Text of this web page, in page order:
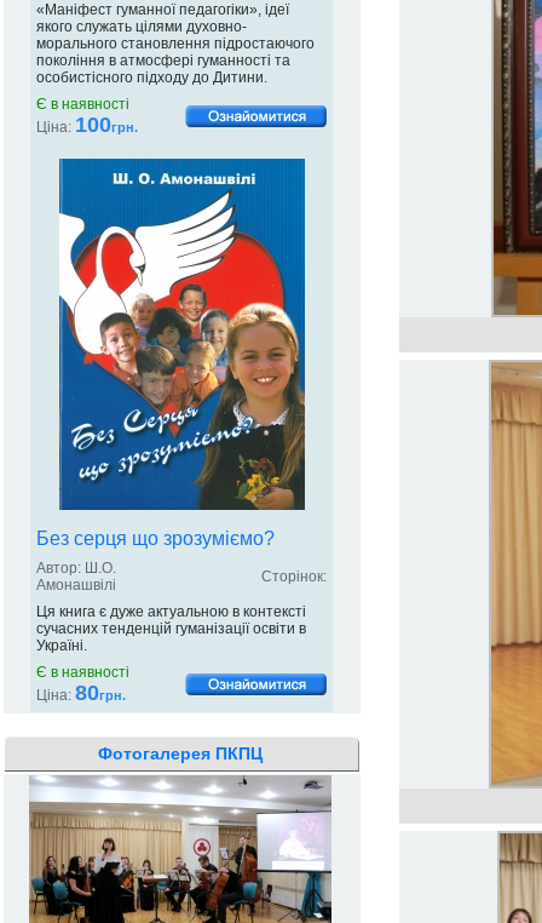
«Маніфест гуманної педагогіки», ідеї
якого служать цілями духовно-
морального становлення підростаючого
покоління в атмосфері гуманності та
особистісного підходу до Дитини.
Є в наявності
Ціна: 100грн.
Без серця що зрозуміємо?
Автор: Ш.О.
Амонашвілі
Сторінок:
Ця книга є дуже актуальною в контексті
сучасних тенденцій гуманізації освіти в
Україні.
Є в наявності
Ціна: 80грн.
Фотогалерея ПКПЦ